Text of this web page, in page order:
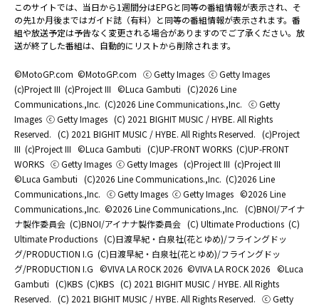
このサイトでは、当日から1週間分はEPGと同等の番組情報が表示され、そ
の先1か月後まではガイド誌（有料）と同等の番組情報が表示されます。番
組や放送予定は予告なく変更される場合がありますのでご了承ください。放
送が終了した番組は、自動的にリストから削除されます。
©MotoGP.com ©MotoGP.com ⓒ Getty Images ⓒ Getty Images
(c)Project III (c)Project III ©Luca Gambuti (C)2026 Line
Communications.,Inc. (C)2026 Line Communications.,Inc. ⓒ Getty
Images ⓒ Getty Images (C) 2021 BIGHIT MUSIC / HYBE. All Rights
Reserved. (C) 2021 BIGHIT MUSIC / HYBE. All Rights Reserved. (c)Project
III (c)Project III ©Luca Gambuti (C)UP-FRONT WORKS (C)UP-FRONT
WORKS ⓒ Getty Images ⓒ Getty Images (c)Project III (c)Project III
©Luca Gambuti (C)2026 Line Communications.,Inc. (C)2026 Line
Communications.,Inc. ⓒ Getty Images ⓒ Getty Images ©2026 Line
Communications.,Inc. ©2026 Line Communications.,Inc. (C)BNOI/アイナ
ナ製作委員会 (C)BNOI/アイナナ製作委員会 (C) Ultimate Productions (C)
Ultimate Productions (C)日渡早紀・白泉社(花とゆめ)/フライングドッ
グ/PRODUCTION I.G (C)日渡早紀・白泉社(花とゆめ)/フライングドッ
グ/PRODUCTION I.G ©️VIVA LA ROCK 2026 ©️VIVA LA ROCK 2026 ©Luca
Gambuti (C)KBS (C)KBS (C) 2021 BIGHIT MUSIC / HYBE. All Rights
Reserved. (C) 2021 BIGHIT MUSIC / HYBE. All Rights Reserved. ⓒ Getty